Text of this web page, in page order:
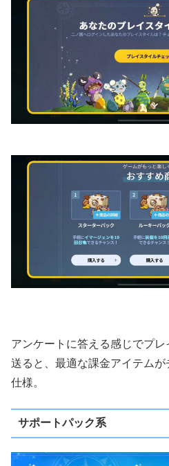
アンケートに答える感じでプ
送ると、最適な課金アイテム
仕様。
サポートパック系